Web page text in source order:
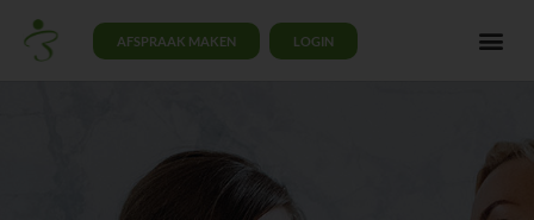
AFSPRAAK MAKEN LOGIN